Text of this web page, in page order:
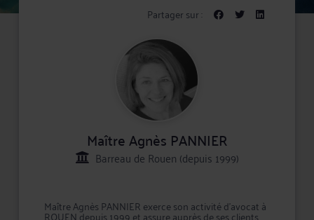
Partager sur :
Maître Agnès PANNIER
Barreau de Rouen (depuis 1999)
Maître Agnès PANNIER exerce son activité d'avocat à
ROUEN depuis 1999 et assure auprès de ses clients